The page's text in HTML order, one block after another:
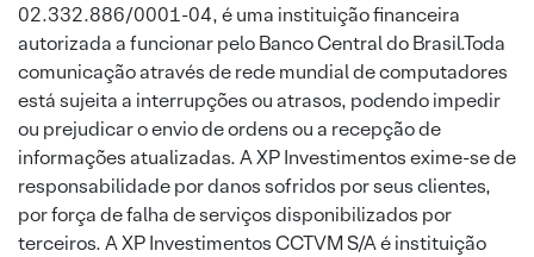
02.332.886/0001-04, é uma instituição financeira
autorizada a funcionar pelo Banco Central do Brasil.Toda
comunicação através de rede mundial de computadores
está sujeita a interrupções ou atrasos, podendo impedir
ou prejudicar o envio de ordens ou a recepção de
informações atualizadas. A XP Investimentos exime-se de
responsabilidade por danos sofridos por seus clientes,
por força de falha de serviços disponibilizados por
terceiros. A XP Investimentos CCTVM S/A é instituição